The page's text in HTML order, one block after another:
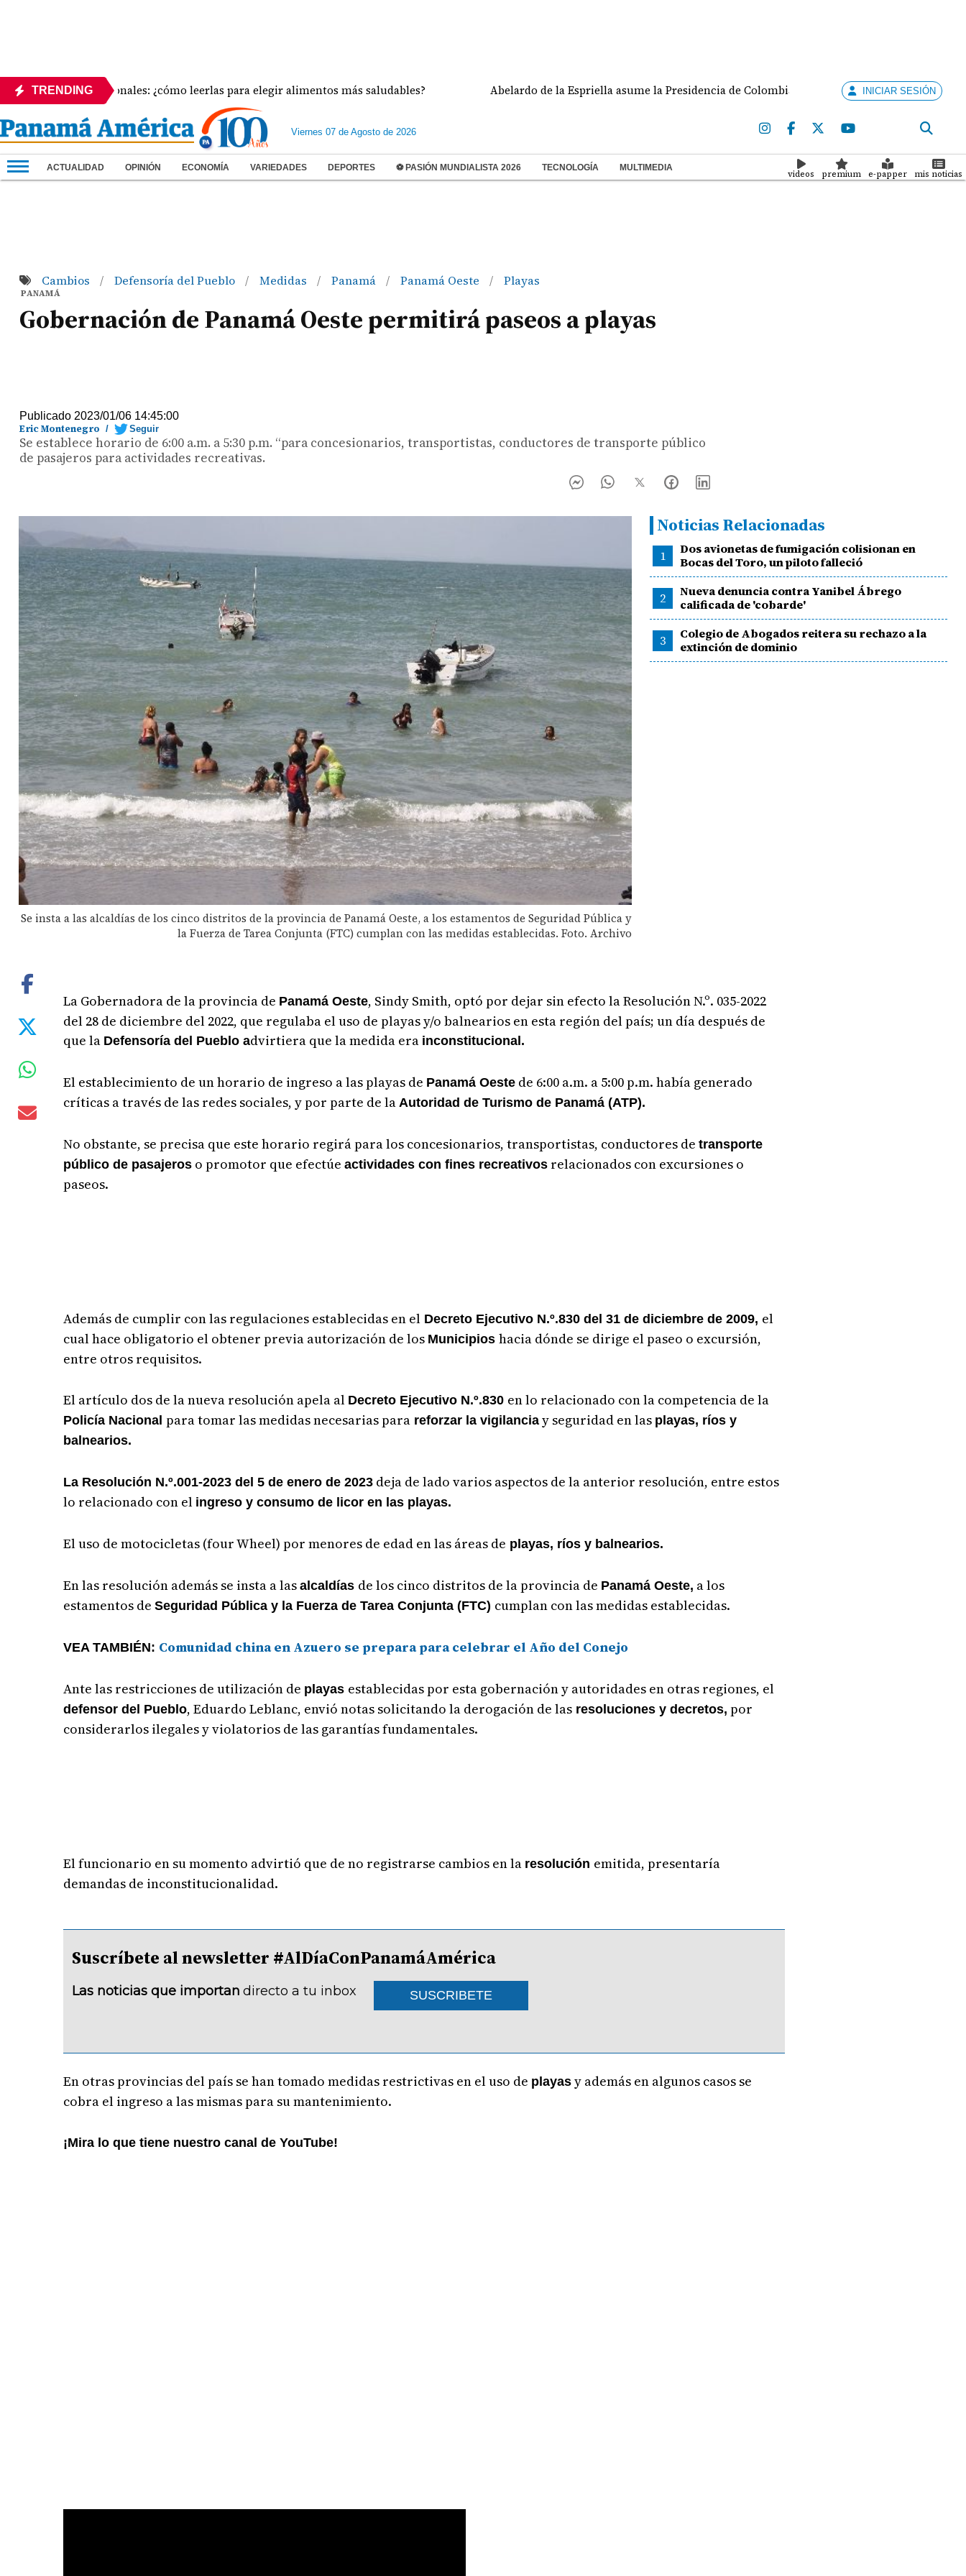
TRENDING
nutricionales: ¿cómo leerlas para elegir alimentos más saludables? Abelardo de la Espriella asume la Presidencia de Colombia para el periodo 2026-2030INICIAR SESIÓN
Viernes 07 de Agosto de 2026
ACTUALIDAD OPINIÓN ECONOMÍA VARIEDADES DEPORTES ⚽ PASIÓN MUNDIALISTA 2026 TECNOLOGÍA MULTIMEDIA
videos premium e-papper mis noticias
Cambios / Defensoría del Pueblo / Medidas / Panamá / Panamá Oeste / Playas
PANAMÁ
Gobernación de Panamá Oeste permitirá paseos a playas
Publicado 2023/01/06 14:45:00
Eric Montenegro / Seguir
Se establece horario de 6:00 a.m. a 5:30 p.m. “para concesionarios, transportistas, conductores de transporte público
de pasajeros para actividades recreativas.
Se insta a las alcaldías de los cinco distritos de la provincia de Panamá Oeste, a los estamentos de Seguridad Pública y
la Fuerza de Tarea Conjunta (FTC) cumplan con las medidas establecidas. Foto. Archivo
Noticias Relacionadas
1
Dos avionetas de fumigación colisionan en
Bocas del Toro, un piloto falleció
2
Nueva denuncia contra Yanibel Ábrego
calificada de 'cobarde'
3
Colegio de Abogados reitera su rechazo a la
extinción de dominio
La Gobernadora de la provincia de Panamá Oeste, Sindy Smith, optó por dejar sin efecto la Resolución N.º. 035-2022
del 28 de diciembre del 2022, que regulaba el uso de playas y/o balnearios en esta región del país; un día después de
que la Defensoría del Pueblo advirtiera que la medida era inconstitucional.
El establecimiento de un horario de ingreso a las playas de Panamá Oeste de 6:00 a.m. a 5:00 p.m. había generado
críticas a través de las redes sociales, y por parte de laAutoridad de Turismo de Panamá (ATP).
No obstante, se precisa que este horario regirá para los concesionarios, transportistas, conductores detransporte
público de pasajeros o promotor que efectúeactividades con fines recreativos relacionados con excursiones o
paseos.
Además de cumplir con las regulaciones establecidas en el Decreto Ejecutivo N.º.830 del 31 de diciembre de 2009, el
cual hace obligatorio el obtener previa autorización de los Municipioshacia dónde se dirige el paseo o excursión,
entre otros requisitos.
El artículo dos de la nueva resolución apela al Decreto Ejecutivo N.º.830 en lo relacionado con la competencia de la
Policía Nacionalpara tomar las medidas necesarias para reforzar la vigilancia y seguridad en las playas, ríos y
balnearios.
La Resolución N.º.001-2023 del 5 de enero de 2023 deja de lado varios aspectos de la anterior resolución, entre estos
lo relacionado con el ingreso y consumo de licor en las playas.
El uso de motocicletas (four Wheel) por menores de edad en las áreas de playas, ríos y balnearios.
En las resolución además se insta a lasalcaldías de los cinco distritos de la provincia de Panamá Oeste, a los
estamentos deSeguridad Pública y la Fuerza de Tarea Conjunta (FTC) cumplan con las medidas establecidas.
VEA TAMBIÉN: Comunidad china en Azuero se prepara para celebrar el Año del Conejo
Ante las restricciones de utilización de playas establecidas por esta gobernación y autoridades en otras regiones, el
defensor del Pueblo, Eduardo Leblanc, envió notas solicitando la derogación de las resoluciones y decretos, por
considerarlos ilegales y violatorios de las garantías fundamentales.
El funcionario en su momento advirtió que de no registrarse cambios en la resolución emitida, presentaría
demandas de inconstitucionalidad.
Suscríbete al newsletter #AlDíaConPanamáAmérica
Las noticias que importan directo a tu inbox SUSCRIBETE
En otras provincias del país se han tomado medidas restrictivas en el uso de playas y además en algunos casos se
cobra el ingreso a las mismas para su mantenimiento.
¡Mira lo que tiene nuestro canal de YouTube!